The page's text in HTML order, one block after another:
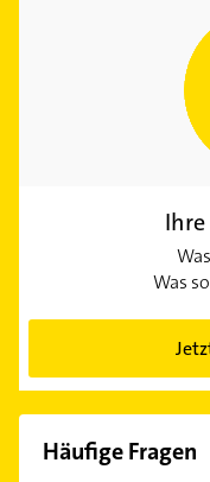
Was
Häufige Fragen